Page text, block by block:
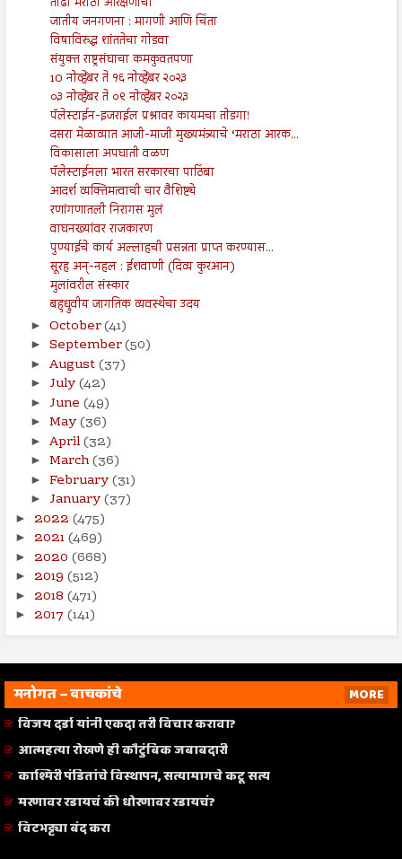
जातीय जनगणना : मागणी आणि चिंता
विषाविरुद्ध शांततेचा गोडवा
संयुक्त राष्ट्रसंघाचा कमकुवतपणा
10 नोव्हेंबर ते १६ नोव्हेंबर २०२३
०३ नोव्हेंबर ते ०९ नोव्हेंबर २०२३
पॅलेस्टाईन-इजराईल प्रश्नावर कायमचा तोडगा!
दसरा मेळाव्यात आजी-माजी मुख्यमंत्र्याचे ‘मराठा आरक...
विकासाला अपघाती वळण
पॅलेस्टाईनला भारत सरकारचा पाठिंबा
आदर्श व्यक्तिमत्वाची चार वैशिष्ट्ये
रणांगणातली निरागस मुलं
वाघनख्यांवर राजकारण
पुण्याईचे कार्य अल्लाहची प्रसन्नता प्राप्त करण्यास...
सूरह अन्-नहल : ईशवाणी (दिव्य कुरआन)
मुलांवरील संस्कार
बहुध्रुवीय जागतिक व्यवस्थेचा उदय
► October(41)
► September(50)
► August(37)
► July(42)
► June (49)
► May(36)
► April(32)
► March(36)
► February(31)
► January(37)
► 2022 (475)
► 2021(469)
► 2020 (668)
► 2019 (512)
► 2018 (471)
► 2017 (141)
मनोगत – वाचकांचे
MORE
विजय दर्डा यांनी एकदा तरी विचार करावा?
आत्महत्या रोखणे ही कौटुंबिक जबाबदारी
काश्मिरी पंडितांचे विस्थापन, सत्यामागचे कटू सत्य
मरणावर रडायचं की धोरणावर रडायचं?
विटभट्ट्या बंद करा